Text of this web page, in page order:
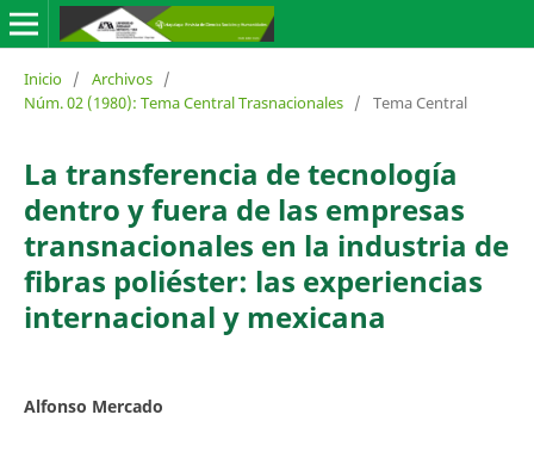
Inicio / Archivos /
Núm. 02 (1980): Tema Central Trasnacionales / Tema Central
La transferencia de tecnología
dentro y fuera de las empresas
transnacionales en la industria de
fibras poliéster: las experiencias
internacional y mexicana
Alfonso Mercado